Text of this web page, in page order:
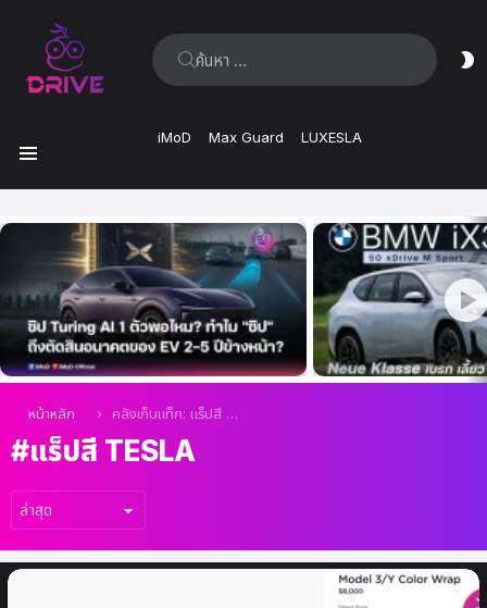
ค้นหา:
iMoD Max Guard LUXESLA
ล่าสุด
คุณอยู่ที่นี่:
หน้าหลัก คลังเก็บแท็ก: แร็ปสี Tesla
แร็ปสี TESLA
เรื่อง